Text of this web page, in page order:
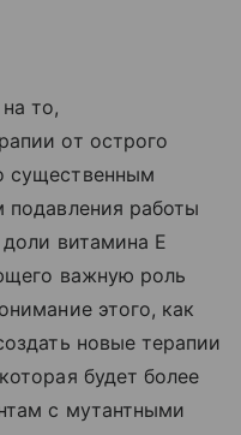
то,
от острого
существенным
подавления работы
витамина E
важную роль
этого, как
новые терапии
будет более
с мутантными